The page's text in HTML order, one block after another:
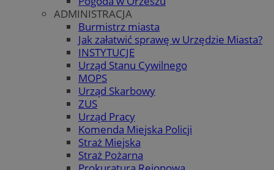
ADMINISTRACJA
Burmistrz miasta
Jak załatwić sprawę w Urzędzie Miasta?
INSTYTUCJE
Urząd Stanu Cywilnego
MOPS
Urząd Skarbowy
ZUS
Urząd Pracy
Komenda Miejska Policji
Straż Miejska
Straż Pożarna